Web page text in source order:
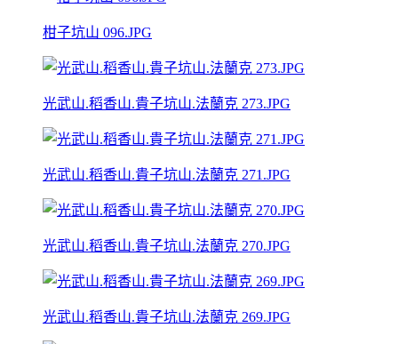
柑子坑山 096.JPG
光武山.稻香山.貴子坑山.法蘭克 273.JPG
光武山.稻香山.貴子坑山.法蘭克 271.JPG
光武山.稻香山.貴子坑山.法蘭克 270.JPG
光武山.稻香山.貴子坑山.法蘭克 269.JPG